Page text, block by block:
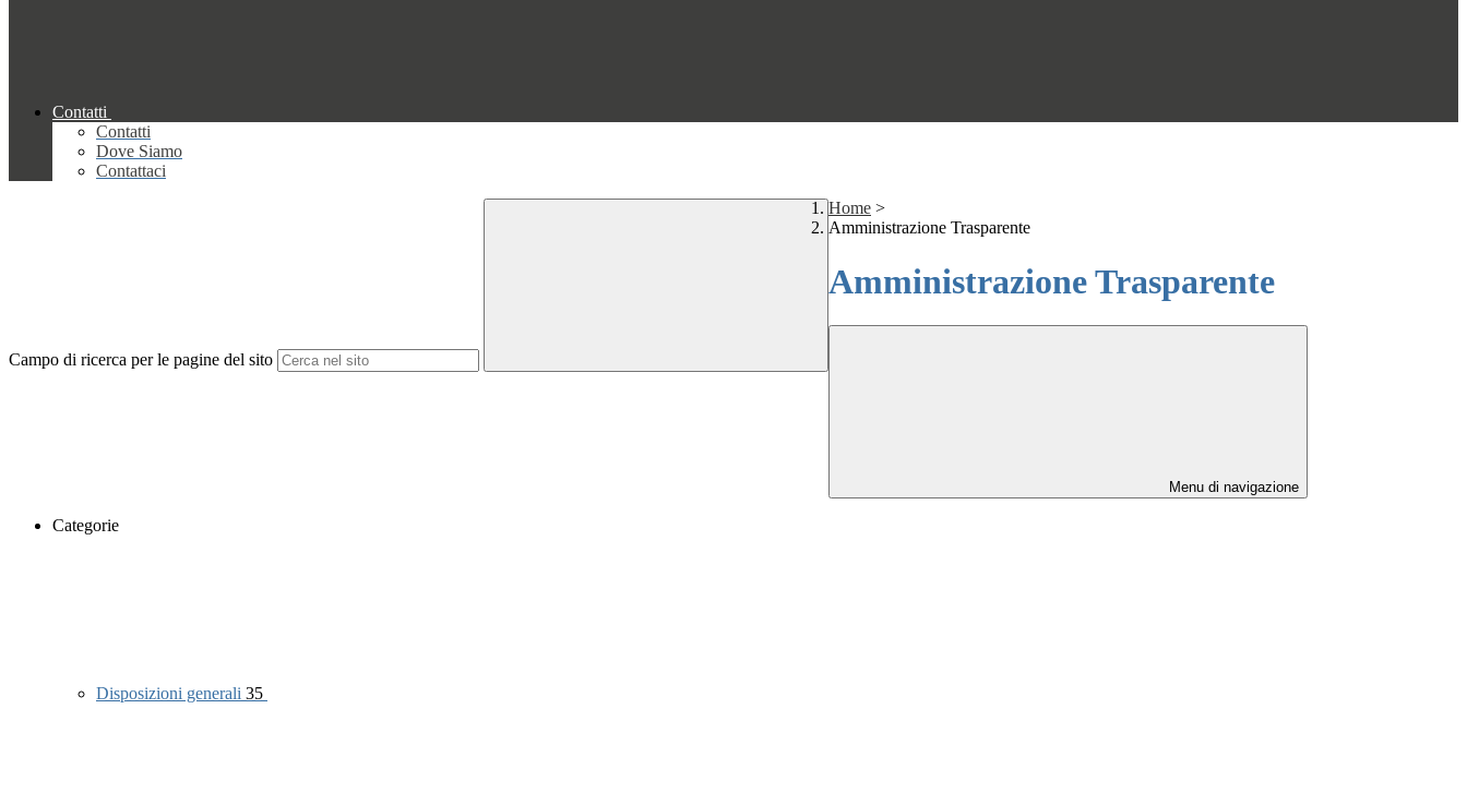
Contatti
Contatti
Dove Siamo
Contattaci
Campo di ricerca per le pagine del sito
Home >
Amministrazione Trasparente
Amministrazione Trasparente
Menu di navigazione
Categorie
Disposizioni generali 35